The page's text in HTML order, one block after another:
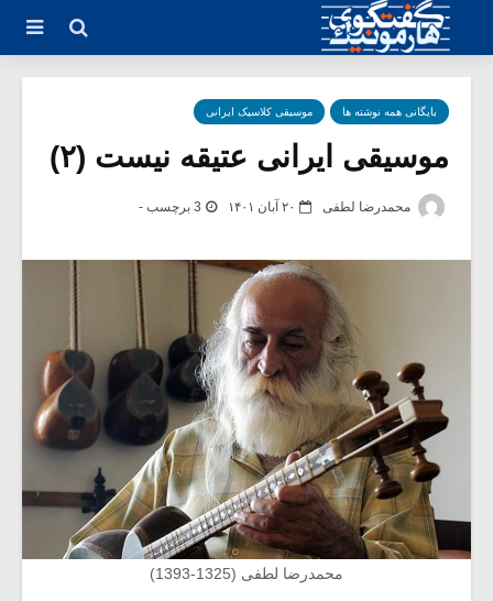
بایگانی همه نوشته ها موسیقی کلاسیک ایرانی
موسیقی ایرانی عتیقه نیست (۲)
محمدرضا لطفی ۲۰ آبان ۱۴۰۱ 3 برچسب -
محمدرضا لطفی (1325-1393)